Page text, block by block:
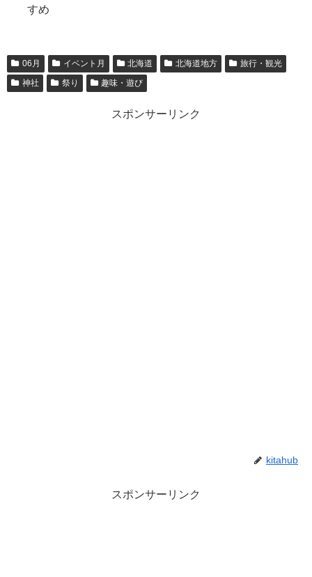
すめ
06月 イベント月 北海道 北海道地方
旅行・観光
神社
祭り 趣味・遊び
スポンサーリンク
kitahub
スポンサーリンク